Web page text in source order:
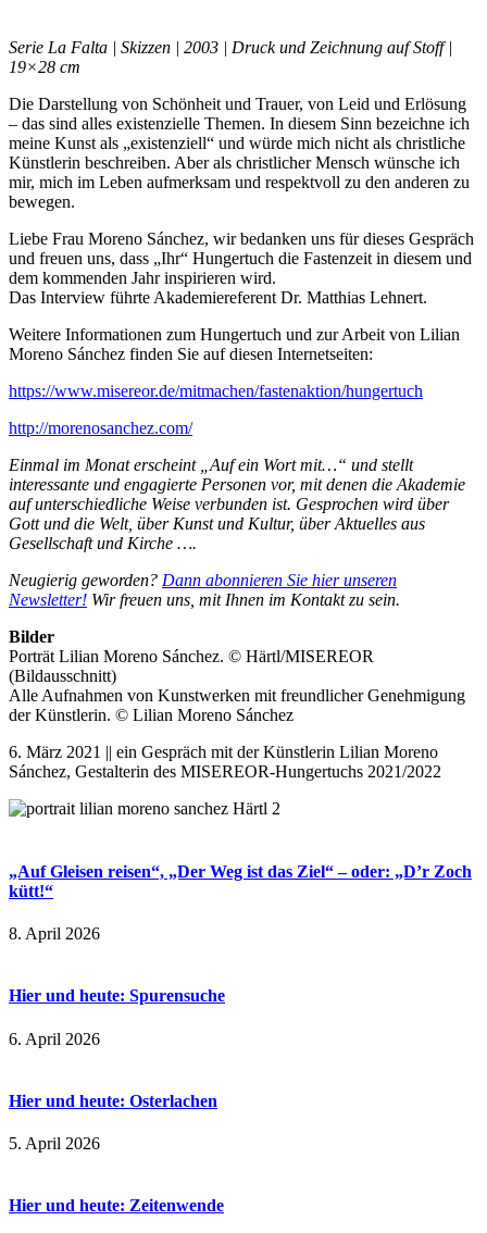
Serie La Falta | Skizzen | 2003 | Druck und Zeichnung auf Stoff |
19×28 cm
Die Darstellung von Schönheit und Trauer, von Leid und Erlösung
– das sind alles existenzielle Themen. In diesem Sinn bezeichne ich
meine Kunst als „existenziell“ und würde mich nicht als christliche
Künstlerin beschreiben. Aber als christlicher Mensch wünsche ich
mir, mich im Leben aufmerksam und respektvoll zu den anderen zu
bewegen.
Liebe Frau Moreno Sánchez, wir bedanken uns für dieses Gespräch
und freuen uns, dass „Ihr“ Hungertuch die Fastenzeit in diesem und
dem kommenden Jahr inspirieren wird.
Das Interview führte Akademiereferent Dr. Matthias Lehnert.
Weitere Informationen zum Hungertuch und zur Arbeit von Lilian
Moreno Sánchez finden Sie auf diesen Internetseiten:
https://www.misereor.de/mitmachen/fastenaktion/hungertuch
http://morenosanchez.com/
Einmal im Monat erscheint „Auf ein Wort mit…“ und stellt
interessante und engagierte Personen vor, mit denen die Akademie
auf unterschiedliche Weise verbunden ist. Gesprochen wird über
Gott und die Welt, über Kunst und Kultur, über Aktuelles aus
Gesellschaft und Kirche ….
Neugierig geworden? Dann abonnieren Sie hier unseren
Newsletter! Wir freuen uns, mit Ihnen im Kontakt zu sein.
Bilder
Porträt Lilian Moreno Sánchez. © Härtl/MISEREOR
(Bildausschnitt)
Alle Aufnahmen von Kunstwerken mit freundlicher Genehmigung
der Künstlerin. © Lilian Moreno Sánchez
6. März 2021 || ein Gespräch mit der Künstlerin Lilian Moreno
Sánchez, Gestalterin des MISEREOR-Hungertuchs 2021/2022
„Auf Gleisen reisen“, „Der Weg ist das Ziel“ – oder: „D’r Zoch
kütt!“
8. April 2026
Hier und heute: Spurensuche
6. April 2026
Hier und heute: Osterlachen
5. April 2026
Hier und heute: Zeitenwende